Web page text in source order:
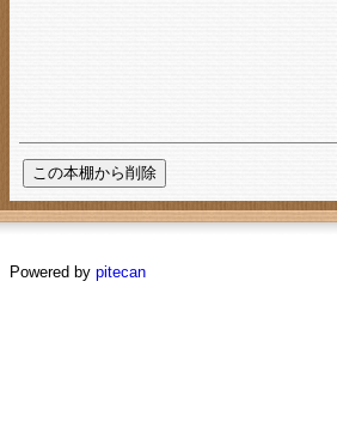
Powered by pitecan